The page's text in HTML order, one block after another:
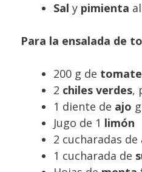
Sal y pimienta
Para la ensalada de
200 g de
2 chiles verdes,
1 diente de ajo
Jugo de 1 limón
2 cucharadas de
1 cucharada de